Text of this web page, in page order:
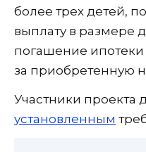
более трех детей,
выплату в размере
погашение
за приобретенную
Участники проекта
установленным